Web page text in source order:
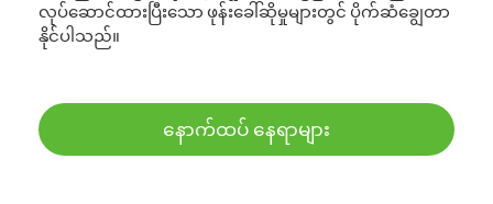
လုပ်ဆောင်ထားပြီးသော ဖုန်းခေါ်ဆိုမှုများတွင် ပိုက်ဆံချွေတာ
နိုင်ပါသည်။
နောက်ထပ် နေရာများ